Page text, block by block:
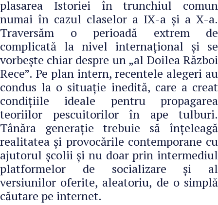
plasarea Istoriei în trunchiul comun
numai în cazul claselor a IX-a și a X-a.
Traversăm o perioadă extrem de
complicată la nivel internațional și se
vorbește chiar despre un „al Doilea Război
Rece”. Pe plan intern, recentele alegeri au
condus la o situație inedită, care a creat
condițiile ideale pentru propagarea
teoriilor pescuitorilor în ape tulburi.
Tânăra generație trebuie să înțeleagă
realitatea şi provocările contemporane cu
ajutorul școlii și nu doar prin intermediul
platformelor de socializare şi al
versiunilor oferite, aleatoriu, de o simplă
căutare pe internet.